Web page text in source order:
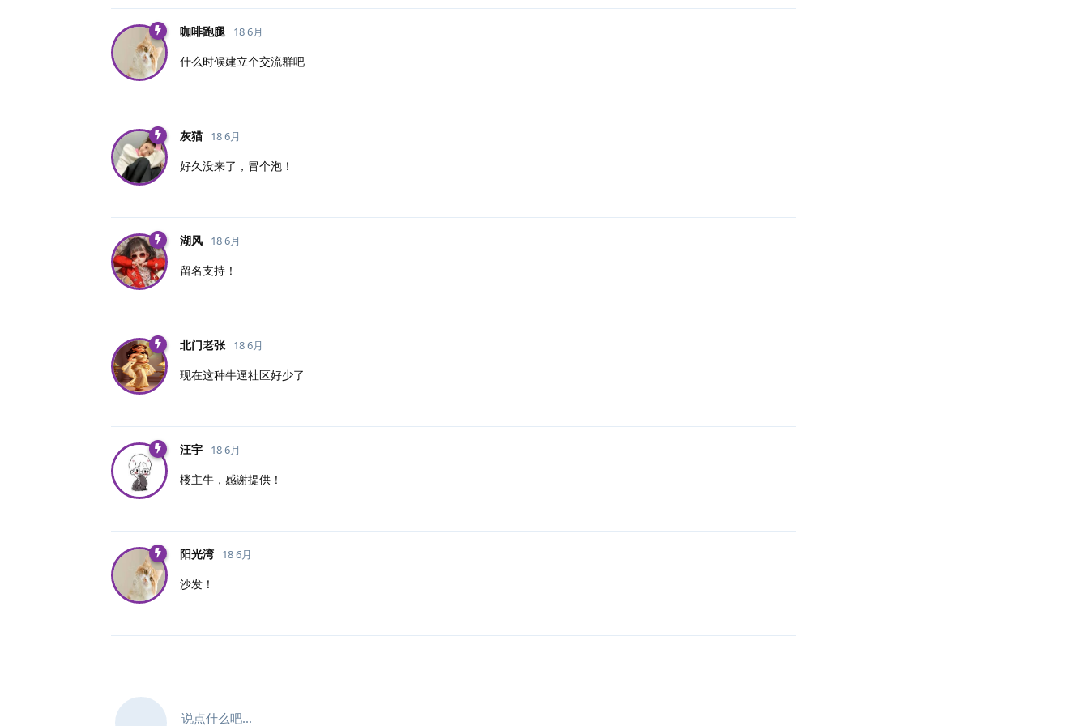
咖啡跑腿 18 6月
什么时候建立个交流群吧
灰猫 18 6月
好久没来了，冒个泡！
湖风 18 6月
留名支持！
北门老张 18 6月
现在这种牛逼社区好少了
汪宇 18 6月
楼主牛，感谢提供！
阳光湾 18 6月
沙发！
说点什么吧...